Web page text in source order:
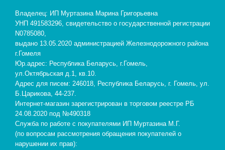
Владелец: ИП Муртазина Марина Григорьевна
УНП 491583296, свидетельство о государственной регистрации
N0785080,
выдано 13.05.2020 администрацией Железнодорожного района
г.Гомеля
Юр.адрес: Республика Беларусь, г.Гомель,
ул.Октябрьская д.1, кв.10.
Адрес для писем: 246018, Республика Беларусь, г. Гомель, ул.
Б.Царикова, 44-237.
Интернет-магазин зарегистрирован в торговом реестре РБ
24.08.2020 под №490318
Служба по работе с покупателями ИП Муртазина М.Г.
(по вопросам рассмотрения обращения покупателей о
нарушении их прав):